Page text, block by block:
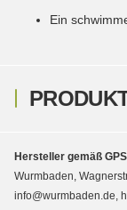
Ein
Hersteller gemäß
Wurmbaden,
info@wurmbaden.de,